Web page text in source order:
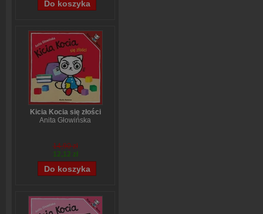
Kicia Kocia się złości
Anita Głowińska
14,90 zł
12,12 zł